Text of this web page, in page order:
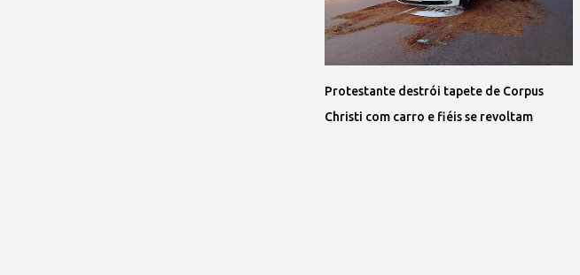
Protestante destrói tapete de Corpus
Christi com carro e fiéis se revoltam